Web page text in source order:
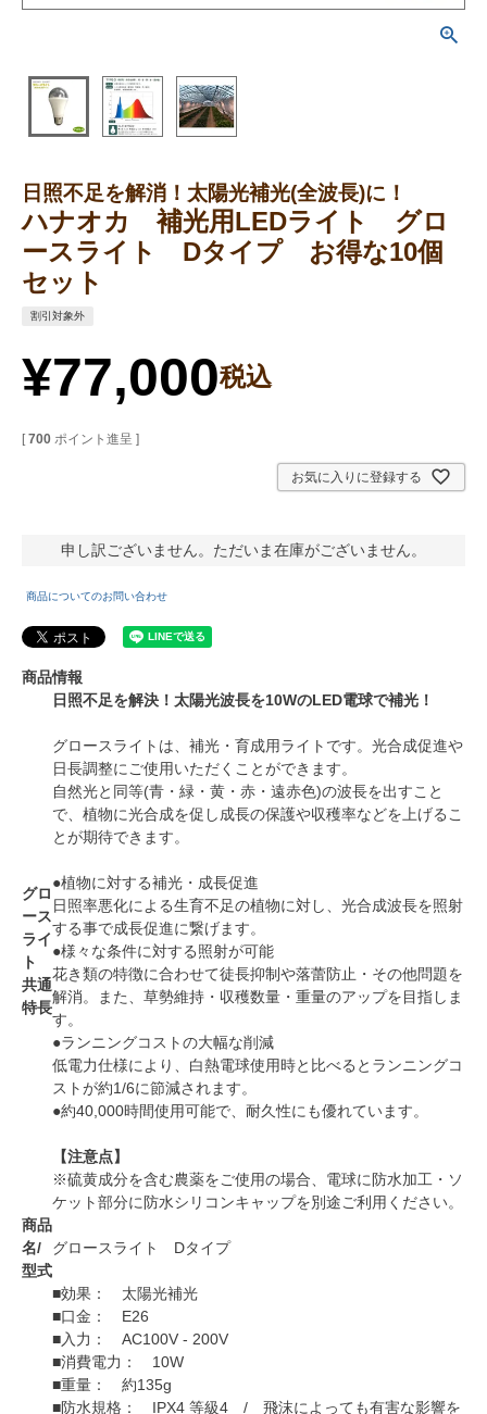
日照不足を解消！太陽光補光(全波長)に！
ハナオカ 補光用LEDライト グロ
ースライト Dタイプ お得な10個
セット
割引対象外
¥77,000税込
[ 700 ポイント進呈 ]
お気に入りに登録する
申し訳ございません。ただいま在庫がございません。
商品についてのお問い合わせ
商品情報
グロ
ース
ライ
ト
共通
特長
日照不足を解決！太陽光波長を10WのLED電球で補光！
グロースライトは、補光・育成用ライトです。光合成促進や
日長調整にご使用いただくことができます。
自然光と同等(青・緑・黄・赤・遠赤色)の波長を出すこと
で、植物に光合成を促し成長の保護や収穫率などを上げるこ
とが期待できます。
●植物に対する補光・成長促進
日照率悪化による生育不足の植物に対し、光合成波長を照射
する事で成長促進に繋げます。
●様々な条件に対する照射が可能
花き類の特徴に合わせて徒長抑制や落蕾防止・その他問題を
解消。また、草勢維持・収穫数量・重量のアップを目指しま
す。
●ランニングコストの大幅な削減
低電力仕様により、白熱電球使用時と比べるとランニングコ
ストが約1/6に節減されます。
●約40,000時間使用可能で、耐久性にも優れています。
【注意点】
※硫黄成分を含む農薬をご使用の場合、電球に防水加工・ソ
ケット部分に防水シリコンキャップを別途ご利用ください。
商品
名/
型式
グロースライト Dタイプ
■効果： 太陽光補光
■口金： E26
■入力： AC100V - 200V
■消費電力： 10W
■重量： 約135g
■防水規格： IPX4 等級4 / 飛沫によっても有害な影響を